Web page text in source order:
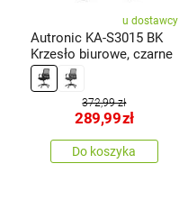
u dostawcy
Autronic KA-S3015 BK
Krzesło biurowe, czarne
372,99 zł
289,99zł
Do koszyka